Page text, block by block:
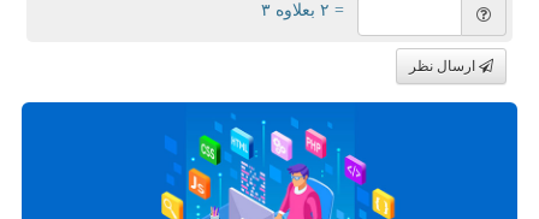
= ۲ بعلاوه ۳
ارسال نظر